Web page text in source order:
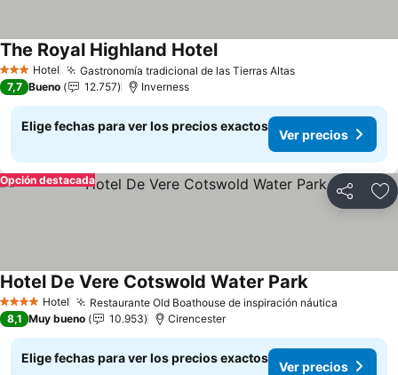
3 Estrellas
Hotel Gastronomía tradicional de las Tierras AltasVer precios
The Royal Highland HotelVer precios
7,7 Bueno 12.757 Inverness
Elige fechas para ver los precios exactos
Ver precios
Compartir
Opción destacada
4 EstrellasHotel Restaurante Old Boathouse de inspiración náutica
Hotel De Vere Cotswold Water ParkVer precios
8,1 Muy bueno 10.953 Cirencester
Elige fechas para ver los precios exactos
Ver precios